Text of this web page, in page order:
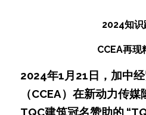
2024知识
CCEA再现
2024年1月21日，加中
（CCEA）在新动力传
TQC建筑冠名赞助的